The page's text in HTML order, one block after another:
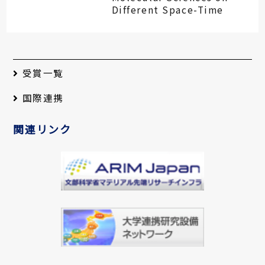
Different Space-Time
2008-12-04
講義担当者：小杉信博
2008-12-04
【集中講義】錯体合成化学
講義担当者：田中晃二
2008-12-03
受賞一覧
国際連携
関連リンク